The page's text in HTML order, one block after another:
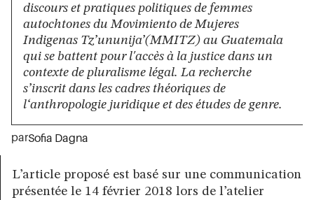
discours et pratiques politiques de femmes
autochtones du Movimiento de Mujeres
Indigenas Tz’ununija’(MMITZ) au Guatemala
qui se battent pour l'accès à la justice dans un
contexte de pluralisme légal. La recherche
s’inscrit dans les cadres théoriques de
l‘anthropologie juridique et des études de genre.
parSofia Dagna
L’article proposé est basé sur une communication
présentée le 14 février 2018 lors de l’atelier